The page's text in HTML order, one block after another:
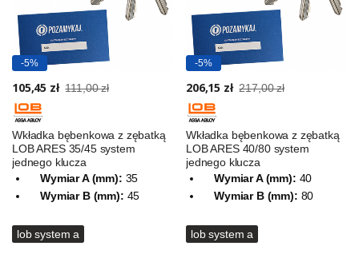
-5%
105,45 zł 111,00 zł
Wkładka bębenkowa z zębatką
LOB ARES 35/45 system
jednego klucza
Wymiar A (mm): 35
Wymiar B (mm): 45
lob system a
-5%
206,15 zł 217,00 zł
Wkładka bębenkowa z zębatką
LOB ARES 40/80 system
jednego klucza
Wymiar A (mm): 40
Wymiar B (mm): 80
lob system a